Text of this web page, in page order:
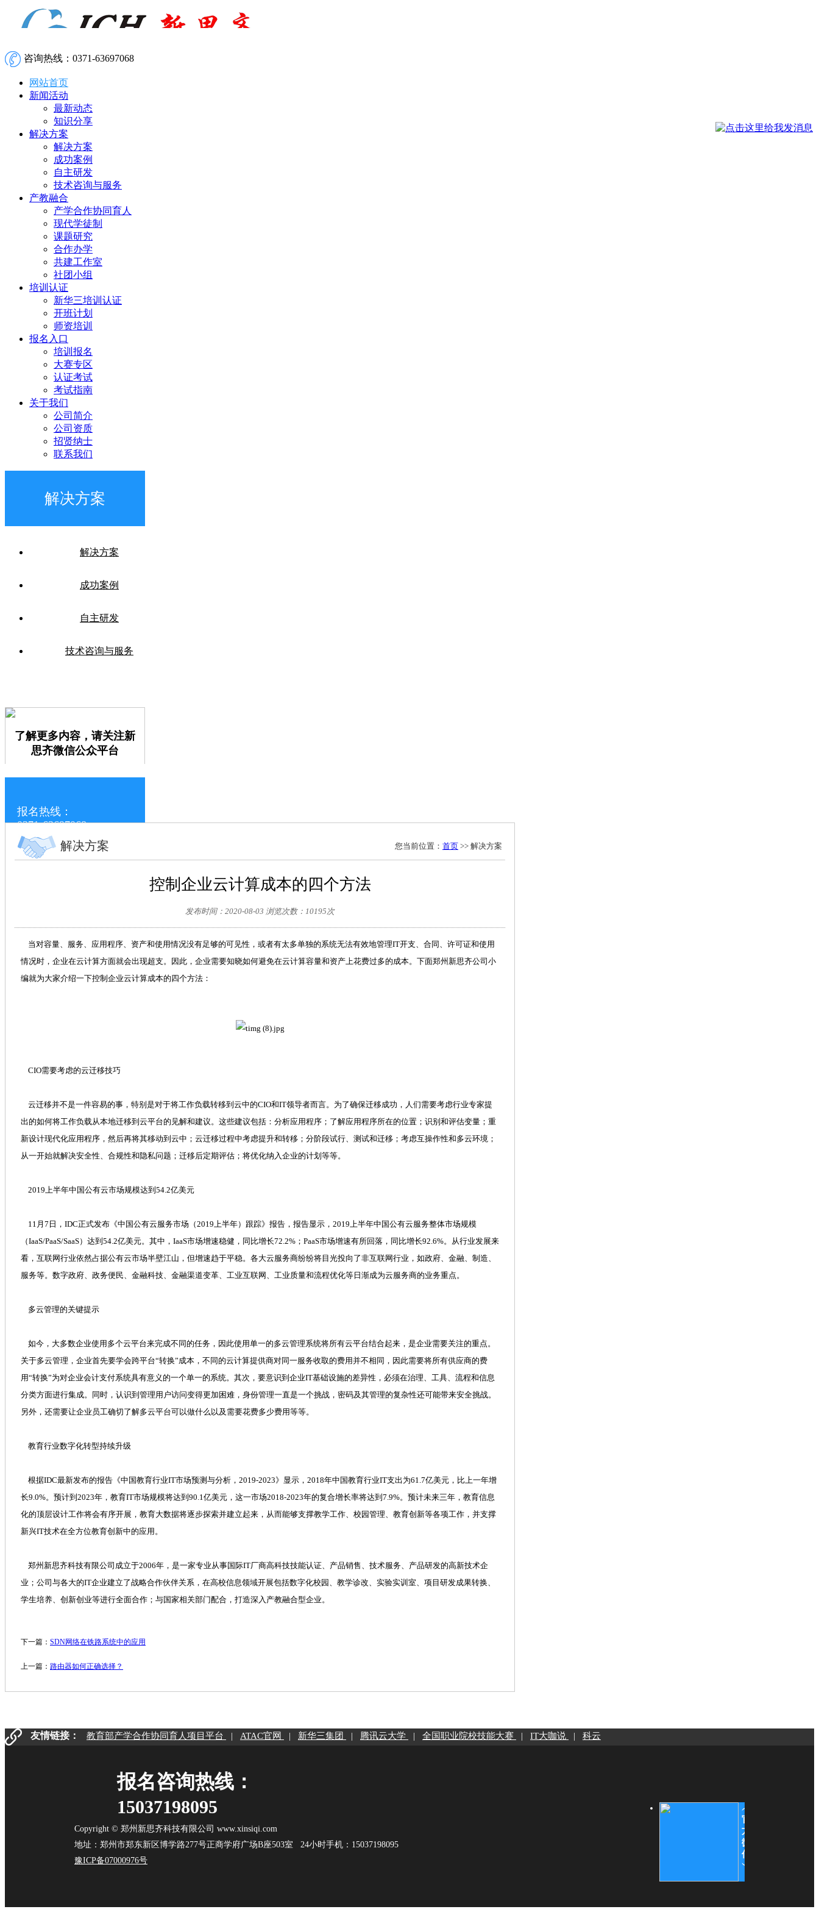
咨询热线：0371-63697068
网站首页
新闻活动
最新动态
知识分享
解决方案
解决方案
成功案例
自主研发
技术咨询与服务
产教融合
产学合作协同育人
现代学徒制
课题研究
合作办学
共建工作室
社团小组
培训认证
新华三培训认证
开班计划
师资培训
报名入口
培训报名
大赛专区
认证考试
考试指南
关于我们
公司简介
公司资质
招贤纳士
联系我们
解决方案
解决方案
成功案例
自主研发
技术咨询与服务
了解更多内容，请关注新
思齐微信公众平台
报名热线：
0371-63697068
您当前位置： 首页 >> 解决方案
解决方案
控制企业云计算成本的四个方法
发布时间：2020-08-03 浏览次数：10195次
当对容量、服务、应用程序、资产和使用情况没有足够的可见性，或者有太多单独的系统无法有效地管理IT开支、合同、许可证和使用
情况时，企业在云计算方面就会出现超支。因此，企业需要知晓如何避免在云计算容量和资产上花费过多的成本。下面郑州新思齐公司小
编就为大家介绍一下控制企业云计算成本的四个方法：
CIO需要考虑的云迁移技巧
云迁移并不是一件容易的事，特别是对于将工作负载转移到云中的CIO和IT领导者而言。为了确保迁移成功，人们需要考虑行业专家提
出的如何将工作负载从本地迁移到云平台的见解和建议。这些建议包括：分析应用程序；了解应用程序所在的位置；识别和评估变量；重
新设计现代化应用程序，然后再将其移动到云中；云迁移过程中考虑提升和转移；分阶段试行、测试和迁移；考虑互操作性和多云环境；
从一开始就解决安全性、合规性和隐私问题；迁移后定期评估；将优化纳入企业的计划等等。
2019上半年中国公有云市场规模达到54.2亿美元
11月7日，IDC正式发布《中国公有云服务市场（2019上半年）跟踪》报告，报告显示，2019上半年中国公有云服务整体市场规模
（IaaS/PaaS/SaaS）达到54.2亿美元。其中，IaaS市场增速稳健，同比增长72.2%；PaaS市场增速有所回落，同比增长92.6%。从行业发展来
看，互联网行业依然占据公有云市场半壁江山，但增速趋于平稳。各大云服务商纷纷将目光投向了非互联网行业，如政府、金融、制造、
服务等。数字政府、政务便民、金融科技、金融渠道变革、工业互联网、工业质量和流程优化等日渐成为云服务商的业务重点。
多云管理的关键提示
如今，大多数企业使用多个云平台来完成不同的任务，因此使用单一的多云管理系统将所有云平台结合起来，是企业需要关注的重点。
关于多云管理，企业首先要学会跨平台“转换”成本，不同的云计算提供商对同一服务收取的费用并不相同，因此需要将所有供应商的费
用“转换”为对企业会计支付系统具有意义的一个单一的系统。其次，要意识到企业IT基础设施的差异性，必须在治理、工具、流程和信息
分类方面进行集成。同时，认识到管理用户访问变得更加困难，身份管理一直是一个挑战，密码及其管理的复杂性还可能带来安全挑战。
另外，还需要让企业员工确切了解多云平台可以做什么以及需要花费多少费用等等。
教育行业数字化转型持续升级
根据IDC最新发布的报告《中国教育行业IT市场预测与分析，2019-2023》显示，2018年中国教育行业IT支出为61.7亿美元，比上一年增
长9.0%。预计到2023年，教育IT市场规模将达到90.1亿美元，这一市场2018-2023年的复合增长率将达到7.9%。预计未来三年，教育信息
化的顶层设计工作将会有序开展，教育大数据将逐步探索并建立起来，从而能够支撑教学工作、校园管理、教育创新等各项工作，并支撑
新兴IT技术在全方位教育创新中的应用。
郑州新思齐科技有限公司成立于2006年，是一家专业从事国际IT厂商高科技技能认证、产品销售、技术服务、产品研发的高新技术企
业；公司与各大的IT企业建立了战略合作伙伴关系，在高校信息领域开展包括数字化校园、教学诊改、实验实训室、项目研发成果转换、
学生培养、创新创业等进行全面合作；与国家相关部门配合，打造深入产教融合型企业。
下一篇： SDN网络在铁路系统中的应用
上一篇： 路由器如何正确选择？
友情链接： 教育部产学合作协同育人项目平台 | ATAC官网 | 新华三集团 | 腾讯云大学 | 全国职业院校技能大赛 | IT大咖说 | 科云
报名咨询热线：
15037198095
Copyright © 郑州新思齐科技有限公司 www.xinsiqi.com
地址：郑州市郑东新区博学路277号正商学府广场B座503室 24小时手机：15037198095
豫ICP备07000976号
︵
官
方
微
信
︶